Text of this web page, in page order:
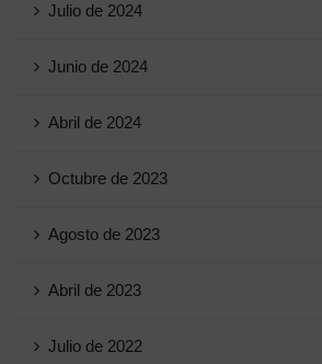
Julio de 2024
Junio ​​de 2024
Abril de 2024
Octubre de 2023
Agosto de 2023
Abril de 2023
Julio de 2022